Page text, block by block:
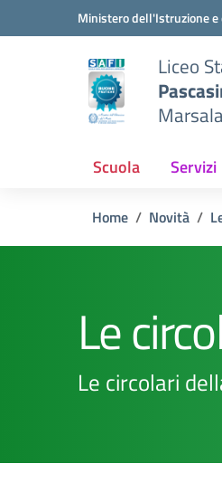
Vai ai contenuti
Vai al menu di navigazione
Ministero dell'Istruzione
Liceo
Marsala
Scuola Servizi
Home Novità
Le
Le circolari